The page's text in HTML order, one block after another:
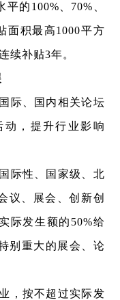
的100%、70%、
面积最高1000平方
续补贴3年。
际、国内相关论坛
，提升行业影响
际性、国家级、北
议、展会、创新创
际发生额的50%给
别重大的展会、论
，按不超过实际发